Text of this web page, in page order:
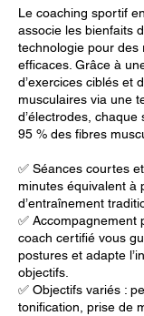
Le coaching sportif
associe les bienfaits
technologie pour des
efficaces. Grâce à
d’exercices ciblés et
musculaires via une
d’électrodes, chaque
95 % des fibres
✅ Séances courtes
minutes équivalent à
d’entraînement
✅ Accompagnement
coach certifié vous
postures et adapte
objectifs.
✅ Objectifs variés :
tonification, prise de